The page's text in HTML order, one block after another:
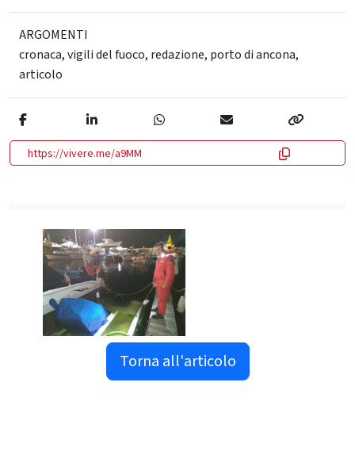
ARGOMENTI
cronaca,vigili del fuoco, redazione, porto di ancona,
articolo
https://vivere.me/a9MM
Torna all'articolo